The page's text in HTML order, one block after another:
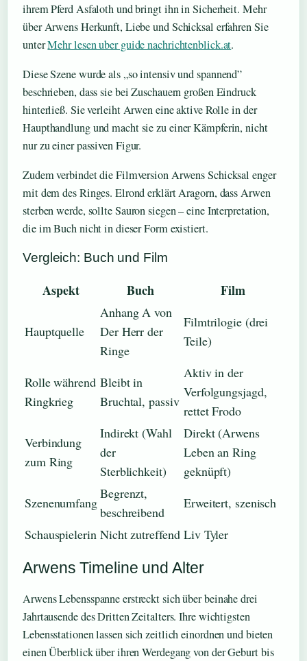
ihrem Pferd Asfaloth und bringt ihn in Sicherheit. Mehr
über Arwens Herkunft, Liebe und Schicksal erfahren Sie
unterMehr lesen uber guide nachrichtenblick.at.
Diese Szene wurde als „so intensiv und spannend”
beschrieben, dass sie bei Zuschauern großen Eindruck
hinterließ. Sie verleiht Arwen eine aktive Rolle in der
Haupthandlung und macht sie zu einer Kämpferin, nicht
nur zu einer passiven Figur.
Zudem verbindet die Filmversion Arwens Schicksal enger
mit dem des Ringes. Elrond erklärt Aragorn, dass Arwen
sterben werde, sollte Sauron siegen – eine Interpretation,
die im Buch nicht in dieser Form existiert.
Vergleich: Buch und Film
Aspekt Buch Film
Hauptquelle
Anhang A von
Der Herr der
Ringe
Filmtrilogie (drei
Teile)
Rolle während
Ringkrieg
Bleibt in
Bruchtal, passiv
Aktiv in der
Verfolgungsjagd,
rettet Frodo
Verbindung
zum Ring
Indirekt (Wahl
der
Sterblichkeit)
Direkt (Arwens
Leben an Ring
geknüpft)
Szenenumfang
Begrenzt,
beschreibend
Erweitert, szenisch
Schauspielerin Nicht zutreffend Liv Tyler
Arwens Timeline und Alter
Arwens Lebensspanne erstreckt sich über beinahe drei
Jahrtausende des Dritten Zeitalters. Ihre wichtigsten
Lebensstationen lassen sich zeitlich einordnen und bieten
einen Überblick über ihren Werdegang von der Geburt bis